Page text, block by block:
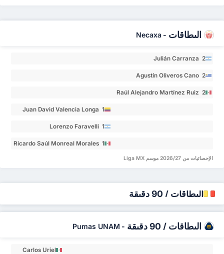
البطاقات -
Necaxa
Julián Carranza 2
Agustín Oliveros Cano 2
Raúl Alejandro Martínez Ruiz 2
Juan David Valencia Longa 1
Lorenzo Faravelli 1
Ricardo Saúl Monreal Morales 1
الإحصائيات من 2026/27 موسم Liga MX
البطاقات / 90 دقيقة
البطاقات / 90 دقيقة -
Pumas UNAM
Carlos Uriel